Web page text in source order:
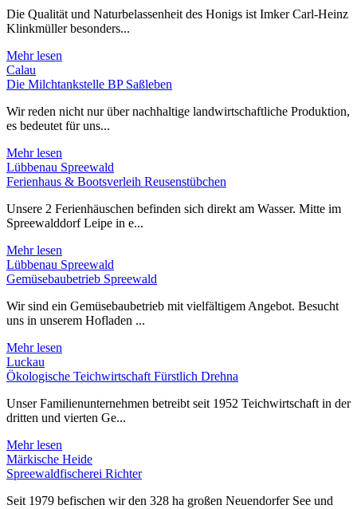
Die Qualität und Naturbelassenheit des Honigs ist Imker Carl-Heinz
Klinkmüller besonders...
Mehr lesen
Calau
Die Milchtankstelle BP Saßleben
Wir reden nicht nur über nachhaltige landwirtschaftliche Produktion,
es bedeutet für uns...
Mehr lesen
Lübbenau Spreewald
Ferienhaus & Bootsverleih Reusenstübchen
Unsere 2 Ferienhäuschen befinden sich direkt am Wasser. Mitte im
Spreewalddorf Leipe in e...
Mehr lesen
Lübbenau Spreewald
Gemüsebaubetrieb Spreewald
Wir sind ein Gemüsebaubetrieb mit vielfältigem Angebot. Besucht
uns in unserem Hofladen ...
Mehr lesen
Luckau
Ökologische Teichwirtschaft Fürstlich Drehna
Unser Familienunternehmen betreibt seit 1952 Teichwirtschaft in der
dritten und vierten Ge...
Mehr lesen
Märkische Heide
Spreewaldfischerei Richter
Seit 1979 befischen wir den 328 ha großen Neuendorfer See und